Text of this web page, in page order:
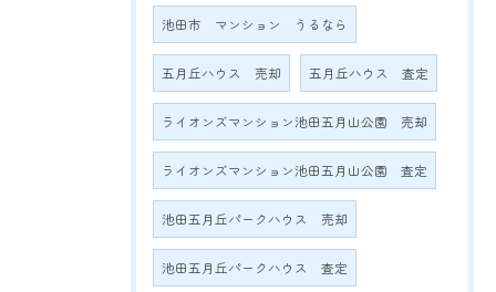
池田市 マンション うるなら
五月丘ハウス 売却 五月丘ハウス 査定
ライオンズマンション池田五月山公園 売却
ライオンズマンション池田五月山公園 査定
池田五月丘パークハウス 売却
池田五月丘パークハウス 査定